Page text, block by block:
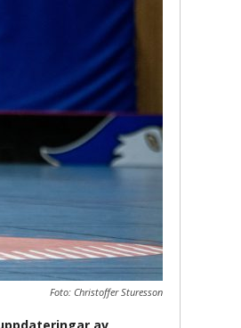
Foto: Christoffer Sturesson